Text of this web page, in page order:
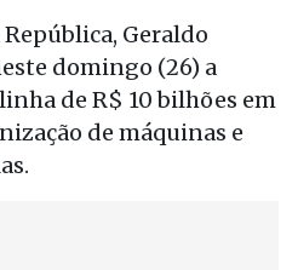
Geraldo
domingo (26) a
de R$ 10 bilhões em
de máquinas e